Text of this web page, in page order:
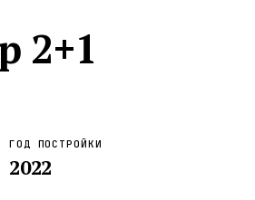
2+1
ГОД ПОСТРОЙКИ
2022